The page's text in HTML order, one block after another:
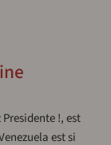
!, est
est si